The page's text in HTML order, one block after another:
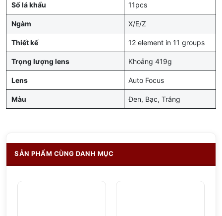
Số lá khẩu 11pcs
Ngàm X/E/Z
Thiết kế 12 element in 11 groups
Trọng lượng lens Khoảng 419g
Lens Auto Focus
Màu Đen, Bạc, Trắng
SẢN PHẨM CÙNG DANH MỤC